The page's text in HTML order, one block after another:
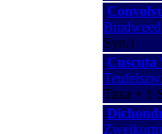
Bindweed
Syn.)
Cuscuta
Taxa + 1